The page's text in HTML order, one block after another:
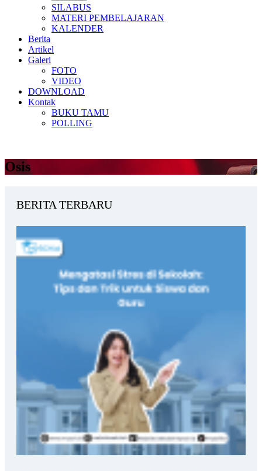
SILABUS
MATERI PEMBELAJARAN
KALENDER
Berita
Artikel
Galeri
FOTO
VIDEO
DOWNLOAD
Kontak
BUKU TAMU
POLLING
Osis
BERITA TERBARU